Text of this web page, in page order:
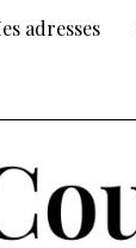
adresses